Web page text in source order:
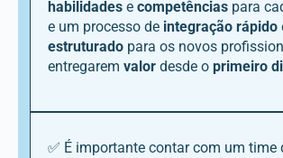
habilidades e competências para
e um processo de integração rápido
estruturado para os novos
entregarem valor desde o primeiro
✅ É importante contar com um time